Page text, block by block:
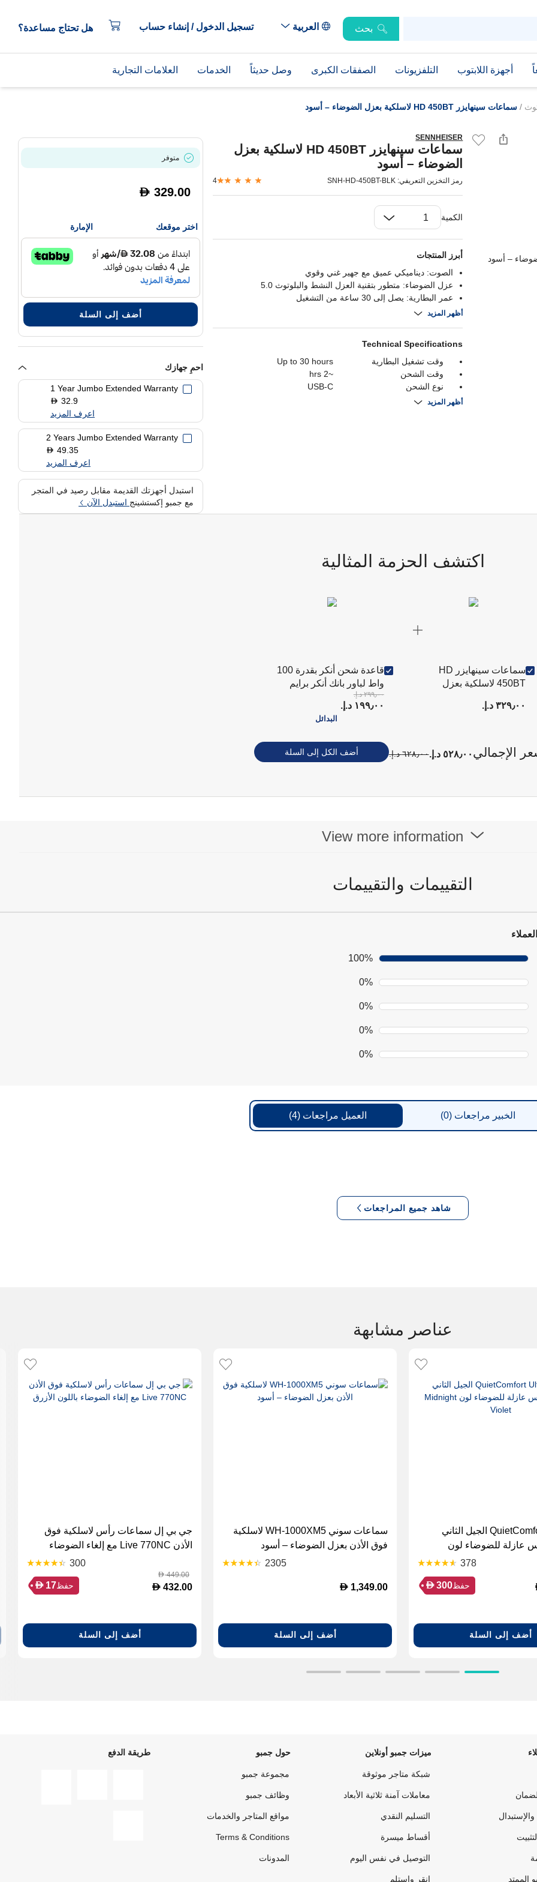
بحث العربية تسجيل الدخول / إنشاء حساب هل تحتاج مساعدة؟
أجهزة اللابتوب التلفزيونات الصفقات الكبرى وصل حديثاً الخدمات العلامات التجارية
/ سماعات سينهايزر HD 450BT لاسلكية بعزل الضوضاء – أسود
SENNHEISER
سماعات سينهايزر HD 450BT لاسلكية بعزل
الضوضاء – أسود
رمز التخزين التعريفي: SNH-HD-450BT-BLK 4
الكمية
أبرز المنتجات
الصوت: ديناميكي عميق مع جهير غني وقوي
عزل الضوضاء: متطور بتقنية العزل النشط والبلوتوث 5.0
عمر البطارية: يصل إلى 30 ساعة من التشغيل
التحكم الذكي: تخصيص الصوت عبر تطبيق سمارت كنترول
أظهر المزيد
Technical Specifications
وقت تشغيل البطارية
Up to 30 hours
وقت الشحن
~2 hrs
نوع الشحن
USB-C
بلوتوث
أظهر المزيد
متوفر
D 329.00
اختر موقعك الإمارة
أضف إلى السلة
احمِ جهازك
1 Year Jumbo Extended Warranty
D 32.9
اعرف المزيد
2 Years Jumbo Extended Warranty
D 49.35
اعرف المزيد
استبدل أجهزتك القديمة مقابل رصيد في المتجر
مع جمبو إكستشينج استبدل الآن
اكتشف الحزمة المثالية
سماعات سينهايزر HD
450BT لاسلكية بعزل
٣٢٩٫٠٠ د.إ.‏
قاعدة شحن أنكر بقدرة 100
واط لباور بانك أنكر برايم
سوداء
١٩٩٫٠٠ د.إ.‏
٢٩٩٫٠٠ د.إ.‏
البدائل
الإجمالي ٥٢٨٫٠٠ د.إ.‏ ٦٢٨٫٠٠ د.إ.‏ أضف الكل إلى السلة
View more information
التقييمات والتقييمات
100%
0%
0%
0%
0%
العميل مراجعات (4) الخبير مراجعات (0)
شاهد جميع المراجعات
عناصر مشابهة
بوز QuietComfort Ultra الجيل الثاني
عازلة للضوضاء لون
378
حفظ D 300
أضف إلى السلة
سماعات سوني WH-1000XM5 لاسلكية
فوق الأذن بعزل الضوضاء – أسود
2305
D 1,349.00
أضف إلى السلة
جي بي إل سماعات رأس لاسلكية فوق
الأذن Live 770NC مع إلغاء الضوضاء
300
D449.00
D 432.00 حفظ D 17
أضف إلى السلة
الممتد
ميزات جمبو أونلاين
شبكة متاجر موثوقة
معاملات آمنة ثلاثية الأبعاد
التسليم النقدي
أقساط ميسرة
التوصيل في نفس اليوم
انقر واستلم
حول جمبو
مجموعة جمبو
وظائف جمبو
مواقع المتاجر والخدمات
Terms & Conditions
المدونات
طريقة الدفع